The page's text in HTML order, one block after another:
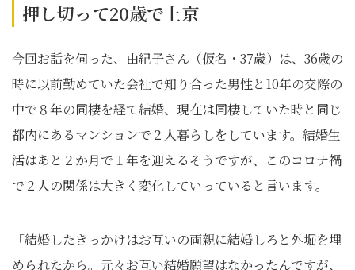
押し切って20歳で上京
今回お話を伺った、由紀子さん（仮名・37歳）は、36歳の
時に以前勤めていた会社で知り合った男性と10年の交際の
中で８年の同棲を経て結婚、現在は同棲していた時と同じ
都内にあるマンションで２人暮らしをしています。結婚生
活はあと２か月で１年を迎えるそうですが、このコロナ禍
で２人の関係は大きく変化していっていると言います。
「結婚したきっかけはお互いの両親に結婚しろと外堀を埋
められたから。元々お互い結婚願望はなかったんですが、